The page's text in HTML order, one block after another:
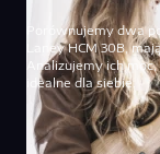
Porównujemy dwa
Laney HCM 30B,
Analizujemy ich
idealne dla siebie.